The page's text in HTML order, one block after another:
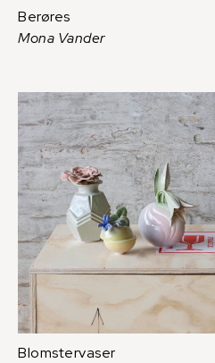
Berøres
Mona Vander
Blomstervaser